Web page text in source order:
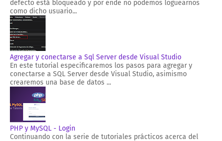
defecto está bloqueado y por ende no podemos loguearnos
como dicho usuario...
Agregar y conectarse a Sql Server desde Visual Studio
En este tutorial especificaremos los pasos para agregar y
conectarse a SQL Server desde Visual Studio, asimismo
crearemos una base de datos ...
PHP y MySQL - Login
Continuando con la serie de tutoriales prácticos acerca del